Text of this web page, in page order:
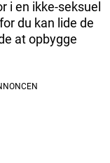
i en ikke-seksuel
du kan lide de
at opbygge